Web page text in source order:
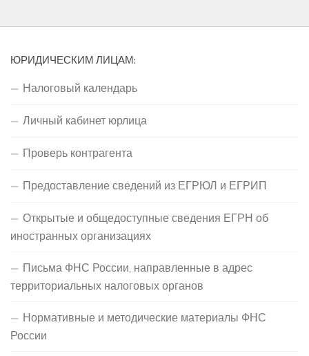
ЮРИДИЧЕСКИМ ЛИЦАМ:
Налоговый календарь
Личный кабинет юрлица
Проверь контрагента
Предоставление сведений из ЕГРЮЛ и ЕГРИП
Открытые и общедоступные сведения ЕГРН об
иностранных организациях
Письма ФНС России, направленные в адрес
территориальных налоговых органов
Нормативные и методические материалы ФНС
России